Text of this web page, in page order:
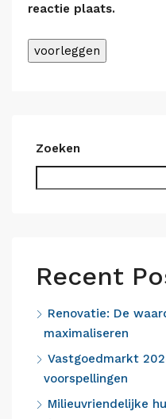
reactie plaats.
Zoeken
Recent
Renovatie: De
maximaliseren
Vastgoedmarkt
voorspellingen
Milieuvriendelijke